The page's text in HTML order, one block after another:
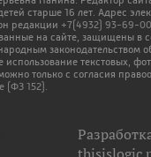
старше 16 лет. Адрес
редакции +7(4932) 93-69-00
на сайте, защищены в
законодательством
текстовых,
только с согласия
(ФЗ 152).